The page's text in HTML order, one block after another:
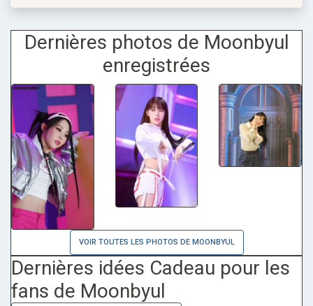
Dernières photos de Moonbyul
enregistrées
VOIR TOUTES LES PHOTOS DE MOONBYUL
Dernières idées Cadeau pour les
fans de Moonbyul